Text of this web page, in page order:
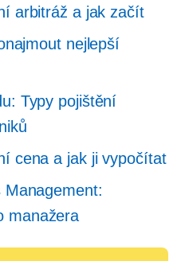
arbitráž a jak začít
nejlepší
Typy pojištění
cena a jak ji vypočítat
Management:
manažera